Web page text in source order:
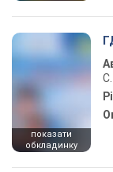
показати
обкладинку